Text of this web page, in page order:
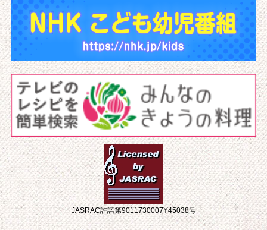
JASRAC許諾第9011730007Y45038号